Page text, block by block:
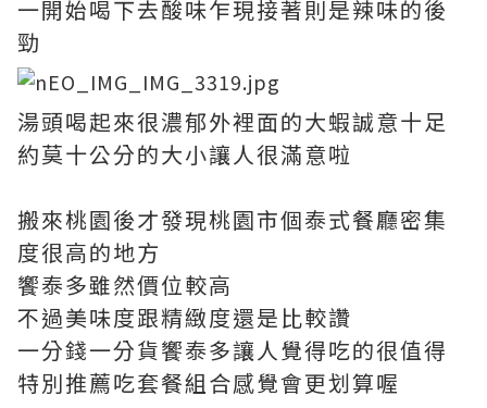
一開始喝下去酸味乍現接著則是辣味的後
勁
湯頭喝起來很濃郁外裡面的大蝦誠意十足
約莫十公分的大小讓人很滿意啦
搬來桃園後才發現桃園市個泰式餐廳密集
度很高的地方
饗泰多雖然價位較高
不過美味度跟精緻度還是比較讚
一分錢一分貨饗泰多讓人覺得吃的很值得
特別推薦吃套餐組合感覺會更划算喔